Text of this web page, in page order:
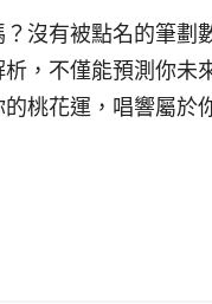
沒有被點名的筆劃
，不僅能預測你未
桃花運，唱響屬於